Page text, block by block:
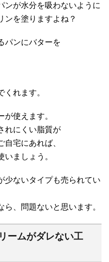
ンが水分を吸わないように
ンを塗りますよね？
パンにバターを
れます。
が使えます。
れにくい脂質が
宅にあれば、
ましょう。
少ないタイプも売られてい
、問題ないと思います。
ームがダレない工